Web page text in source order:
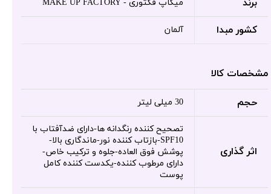
برند میکاپ فکتوری - MAKE UP FACTORY
کشور مبدا آلمان
مشخصات کالا
حجم 30 میلی لیتر
اثر گذاری
تصحیح کننده رنگدانه ها-دارای ضدآفتاب با
SPF10-بازتاب کننده نور-ماندگاری بالا-
پوشش فوق العاده-جلوه و ترکیب خاص-
دارای مرطوب کننده-یکدست کننده کامل
پوست